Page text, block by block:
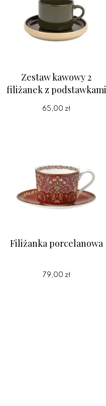
Zestaw kawowy 2
filiżanek z podstawkami
65,00 zł
Filiżanka porcelanowa
79,00 zł